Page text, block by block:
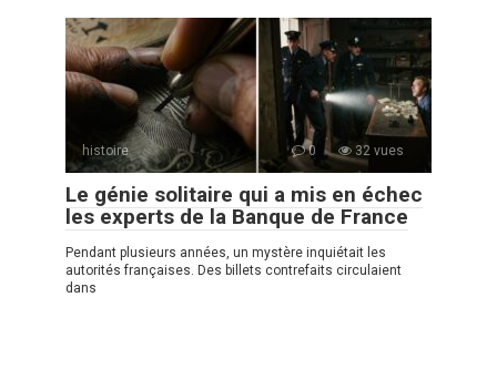
histoire 0 32 vues
Le génie solitaire qui a mis en échec
les experts de la Banque de France
Pendant plusieurs années, un mystère inquiétait les
autorités françaises. Des billets contrefaits circulaient
dans